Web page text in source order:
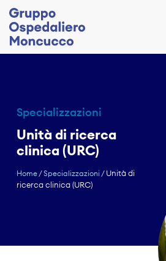
Specializzazioni
Unità di ricerca
clinica (URC)
Home /Specializzazioni / Unità di
ricerca clinica (URC)